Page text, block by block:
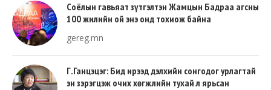
Соёлын гавьяат зүтгэлтэн Жамцын Бадраа агсны
100 жилийн ой энэ онд тохиож байна
gereg.mn
Г.Ганцэцэг: Бид ирээд дэлхийн сонгодог урлагтай
эн зэрэгцэж очих хөгжлийн тухай л ярьсан